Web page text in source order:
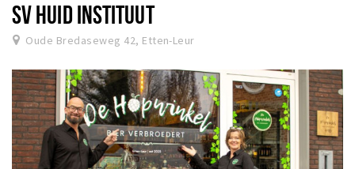
SV HUID INSTITUUT
Oude Bredaseweg 42, Etten-Leur